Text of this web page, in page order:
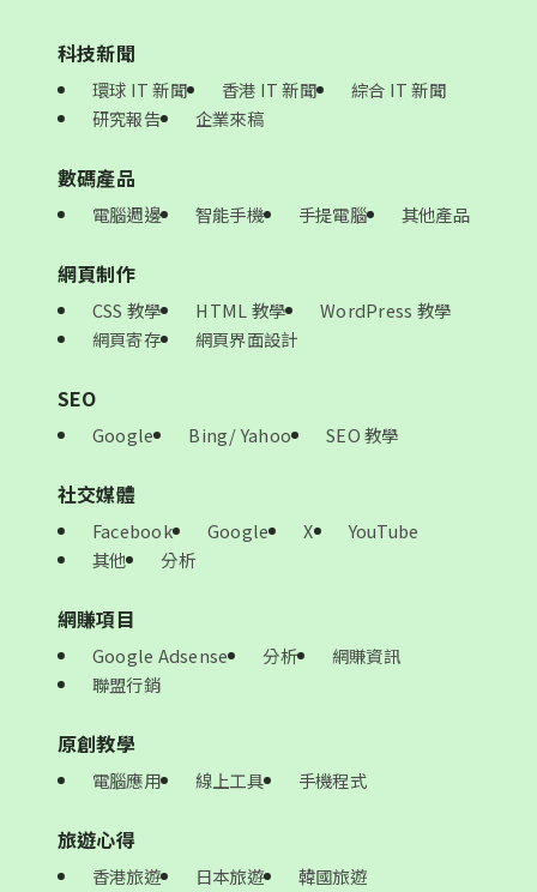
科技新聞
環球 IT 新聞 香港 IT 新聞
綜合 IT 新聞
研究報告
企業來稿
數碼產品
電腦週邊 智能手機 手提電腦 其他產品
網頁制作
CSS 教學 HTML 教學
WordPress 教學
網頁寄存
網頁界面設計
SEO
Google Bing/ Yahoo SEO 教學
社交媒體
Facebook Google X
YouTube
其他
分析
網賺項目
Google Adsense 分析
網賺資訊
聯盟行銷
原創教學
電腦應用 線上工具 手機程式
旅遊心得
香港旅遊 日本旅遊 韓國旅遊